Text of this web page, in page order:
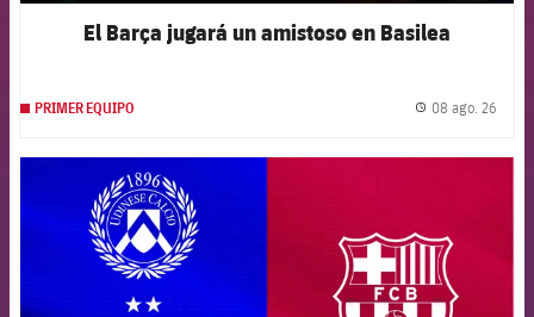
El Barça jugará un amistoso en Basilea
PRIMER EQUIPO 08 ago. 26